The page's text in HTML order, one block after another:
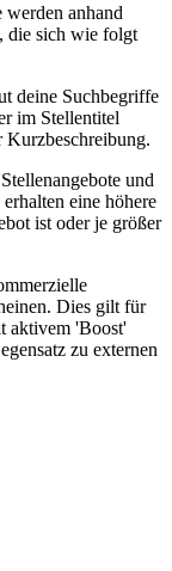
anhand
die sich wie folgt
deine Suchbegriffe
im Stellentitel
Kurzbeschreibung.
und
eine höhere
ist oder je größer
Dies gilt für
aktivem 'Boost'
zu externen